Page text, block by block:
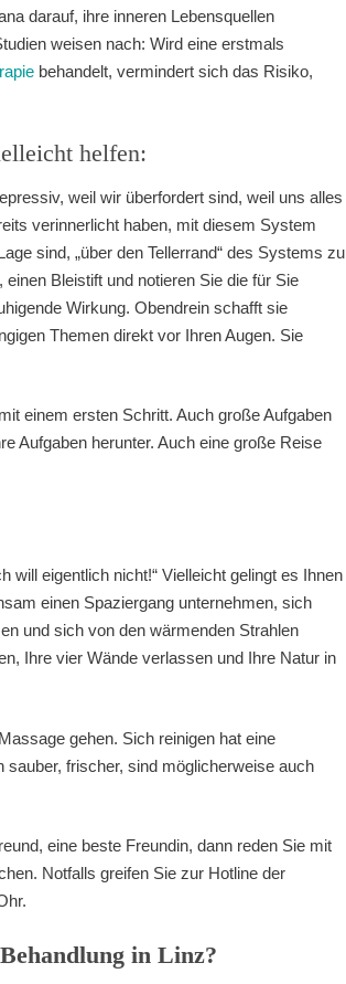
darauf, ihre inneren Lebensquellen
weisen nach: Wird eine erstmals
behandelt, vermindert sich das Risiko,
helfen:
weil wir überfordert sind, weil uns alles
verinnerlicht haben, mit diesem System
sind, „über den Tellerrand“ des Systems zu
Bleistift und notieren Sie die für Sie
Wirkung. Obendrein schafft sie
Themen direkt vor Ihren Augen. Sie
einem ersten Schritt. Auch große Aufgaben
Aufgaben herunter. Auch eine große Reise
will eigentlich nicht!“ Vielleicht gelingt es Ihnen
einen Spaziergang unternehmen, sich
und sich von den wärmenden Strahlen
Ihre vier Wände verlassen und Ihre Natur in
gehen. Sich reinigen hat eine
sauber, frischer, sind möglicherweise auch
eine beste Freundin, dann reden Sie mit
Notfalls greifen Sie zur Hotline der
in Linz?